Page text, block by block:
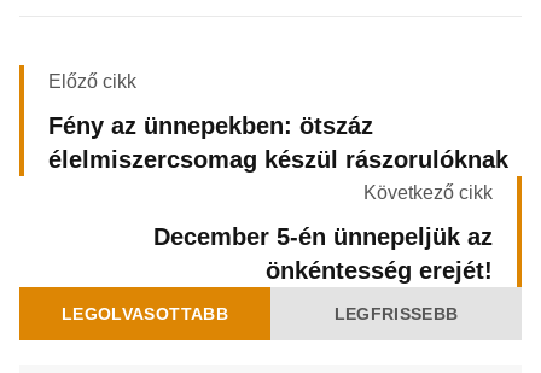
Előző cikk
Fény az ünnepekben: ötszáz
élelmiszercsomag készül rászorulóknak
Következő cikk
December 5-én ünnepeljük az
önkéntesség erejét!
LEGOLVASOTTABB LEGFRISSEBB